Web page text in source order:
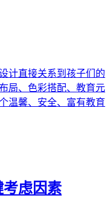
计直接关系到孩子们的
局、色彩搭配、教育元
温馨、安全、富有教育
虑因素